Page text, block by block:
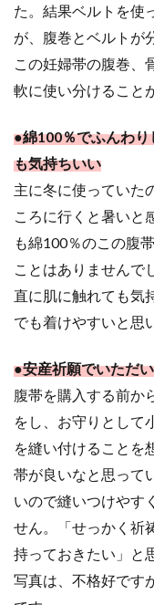
た。結果ベルトを使
が、腹巻とベルトが
この妊婦帯の腹巻、
軟に使い分けること
●綿100％でふんわ
も気持ちいい
主に冬に使っていた
ころに行くと暑いと
も綿100％のこの腹
ことはありませんで
直に肌に触れても気
でも着けやすいと思
●安産祈願でいただ
腹帯を購入する前か
をし、お守りとして
を縫い付けることを
帯が良いなと思って
いので縫いつけやす
せん。「せっかく祈
持っておきたい」と
写真は、不格好です